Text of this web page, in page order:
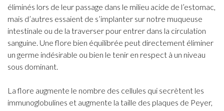
éliminés lors de leur passage dans le milieu acide de l’estomac,
mais d’autres essaient de s’implanter sur notre muqueuse
intestinale ou de la traverser pour entrer dans la circulation
sanguine. Une flore bien équilibrée peut directement éliminer
un germe indésirable ou bien le tenir en respect à un niveau
sous dominant.
La flore augmente le nombre des cellules qui secrètent les
immunoglobulines et augmente la taille des plaques de Peyer,